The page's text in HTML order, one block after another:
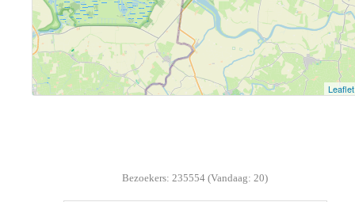
Bezoekers: 235554 (Vandaag: 20)